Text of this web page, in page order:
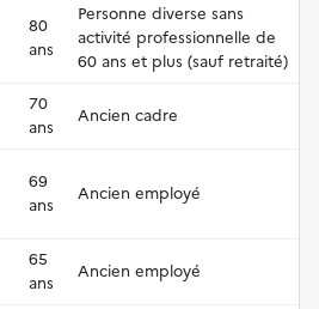
80
ans
Personne diverse sans
activité professionnelle de
60 ans et plus (sauf retraité)
70
ans
Ancien cadre
69
ans
Ancien employé
65
ans
Ancien employé